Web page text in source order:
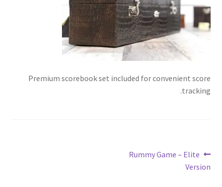
Premium scorebook set included for convenient score
tracking.
تصفّح
المقالات
Previous
post:
Rummy Game – Elite
Version